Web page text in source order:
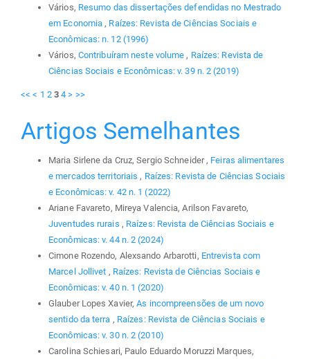
Vários, Resumo das dissertações defendidas no Mestrado
em Economia , Raízes: Revista de Ciências Sociais e
Econômicas: n. 12 (1996)
Vários, Contribuíram neste volume , Raízes: Revista de
Ciências Sociais e Econômicas: v. 39 n. 2 (2019)
<< < 1 2 3 4 > >>
Artigos Semelhantes
Maria Sirlene da Cruz, Sergio Schneider , Feiras alimentares
e mercados territoriais , Raízes: Revista de Ciências Sociais
e Econômicas: v. 42 n. 1 (2022)
Ariane Favareto, Mireya Valencia, Arilson Favareto,
Juventudes rurais , Raízes: Revista de Ciências Sociais e
Econômicas: v. 44 n. 2 (2024)
Cimone Rozendo, Alexsando Arbarotti, Entrevista com
Marcel Jollivet , Raízes: Revista de Ciências Sociais e
Econômicas: v. 40 n. 1 (2020)
Glauber Lopes Xavier,As incompreensões de um novo
sentido da terra , Raízes: Revista de Ciências Sociais e
Econômicas: v. 30 n. 2 (2010)
Carolina Schiesari, Paulo Eduardo Moruzzi Marques,